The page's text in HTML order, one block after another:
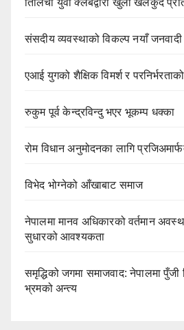
संसदीय व्यवस्थाको विकल्प नयाँ जनवादी
एआई युगको शैक्षिक विमर्श र
रुकुम पूर्व केन्द्रविन्दु भएर भूकम्प धक्का
रोम विधान अनुमोदनका लागि
विभेद भोग्नेको आँखाबाट समाज
नेपालमा मानव अधिकारको वर्तमान
सुधारको आवश्यकता
समृद्धिको जगमा समाजवाद: नेपालमा पुँजी
भ्रमको अन्त्य